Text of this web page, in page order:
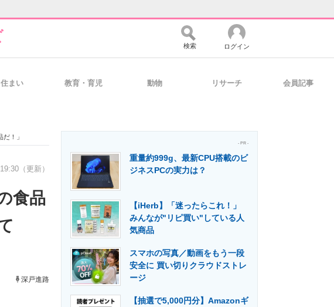
経営リーダーのコミュニティ マーケ×ITの今がよく分かる
製造業のIT導入・活用を支援
エネルギーの専門メディア 建設×テクノロジーの最前線
検索 ログイン
住まい 教育・育児 動物 リサーチ 会員記事
！」
（更新）
食品
深戸進路
- PR -
重量約999g、最新CPU搭載のビ
ジネスPCの実力は？
【iHerb】「迷ったらこれ！」
みんなが"リピ買い"している人
気商品
スマホの写真／動画をもう一段
安全に 買い切りクラウドストレ
ージ
【抽選で5,000円分】Amazonギ